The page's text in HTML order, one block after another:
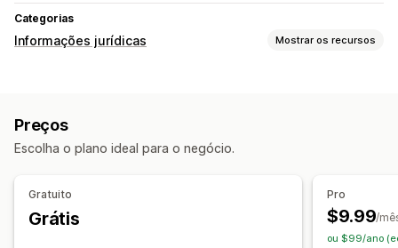
Categorias
Informações jurídicas Mostrar os recursos
Termos e condições
Texto personalizado
Preços
Escolha o plano ideal para o negócio.
Gratuito
Grátis
Pro
$9.99/
ou $99/ano